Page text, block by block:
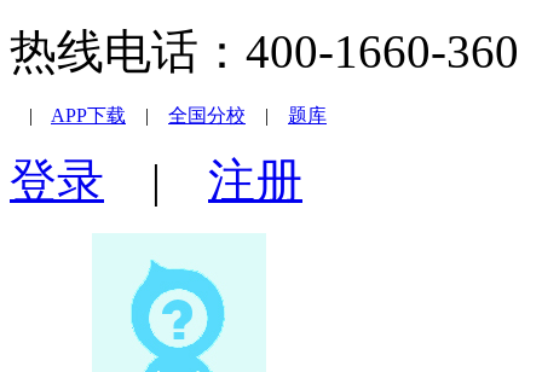
热线电话：400-1660-
| APP下载 | 全国分校 | 题库
登录 | 注册